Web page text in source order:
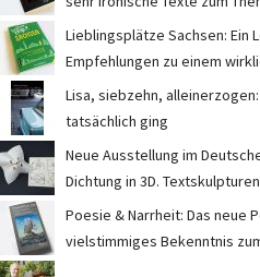
Lieblingsplätze Sachsen: Ein
Empfehlungen zu einem
Lisa, siebzehn,
tatsächlich ging
Neue Ausstellung im
Dichtung in 3D.
Poesie & Narrheit: Das neue
vielstimmiges Bekenntnis